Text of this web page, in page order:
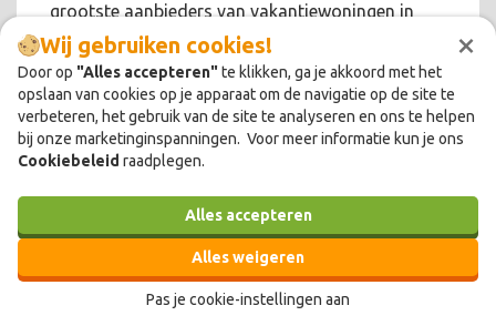
×
Wij gebruiken cookies!
Door op "Alles accepteren"te klikken, ga je akkoord met het
opslaan van cookies op je apparaat om de navigatie op de site te
verbeteren, het gebruik van de site te analyseren en ons te helpen
bij onze marketinginspanningen. Voor meer informatie kun je ons
Cookiebeleid raadplegen.
Alles accepteren
Alles weigeren
Pas je cookie-instellingen aan
grootste aanbieders van vakantiewoningen in
Europa!